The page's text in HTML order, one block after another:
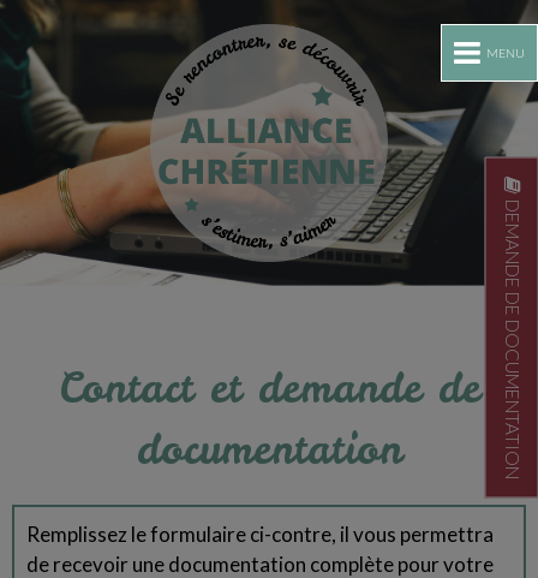
MENU
DEMANDE DE DOCUMENTATION
Contact et demande de
documentation
Remplissez le formulaire ci-contre, il vous permettra
de recevoir une documentation complète pour votre